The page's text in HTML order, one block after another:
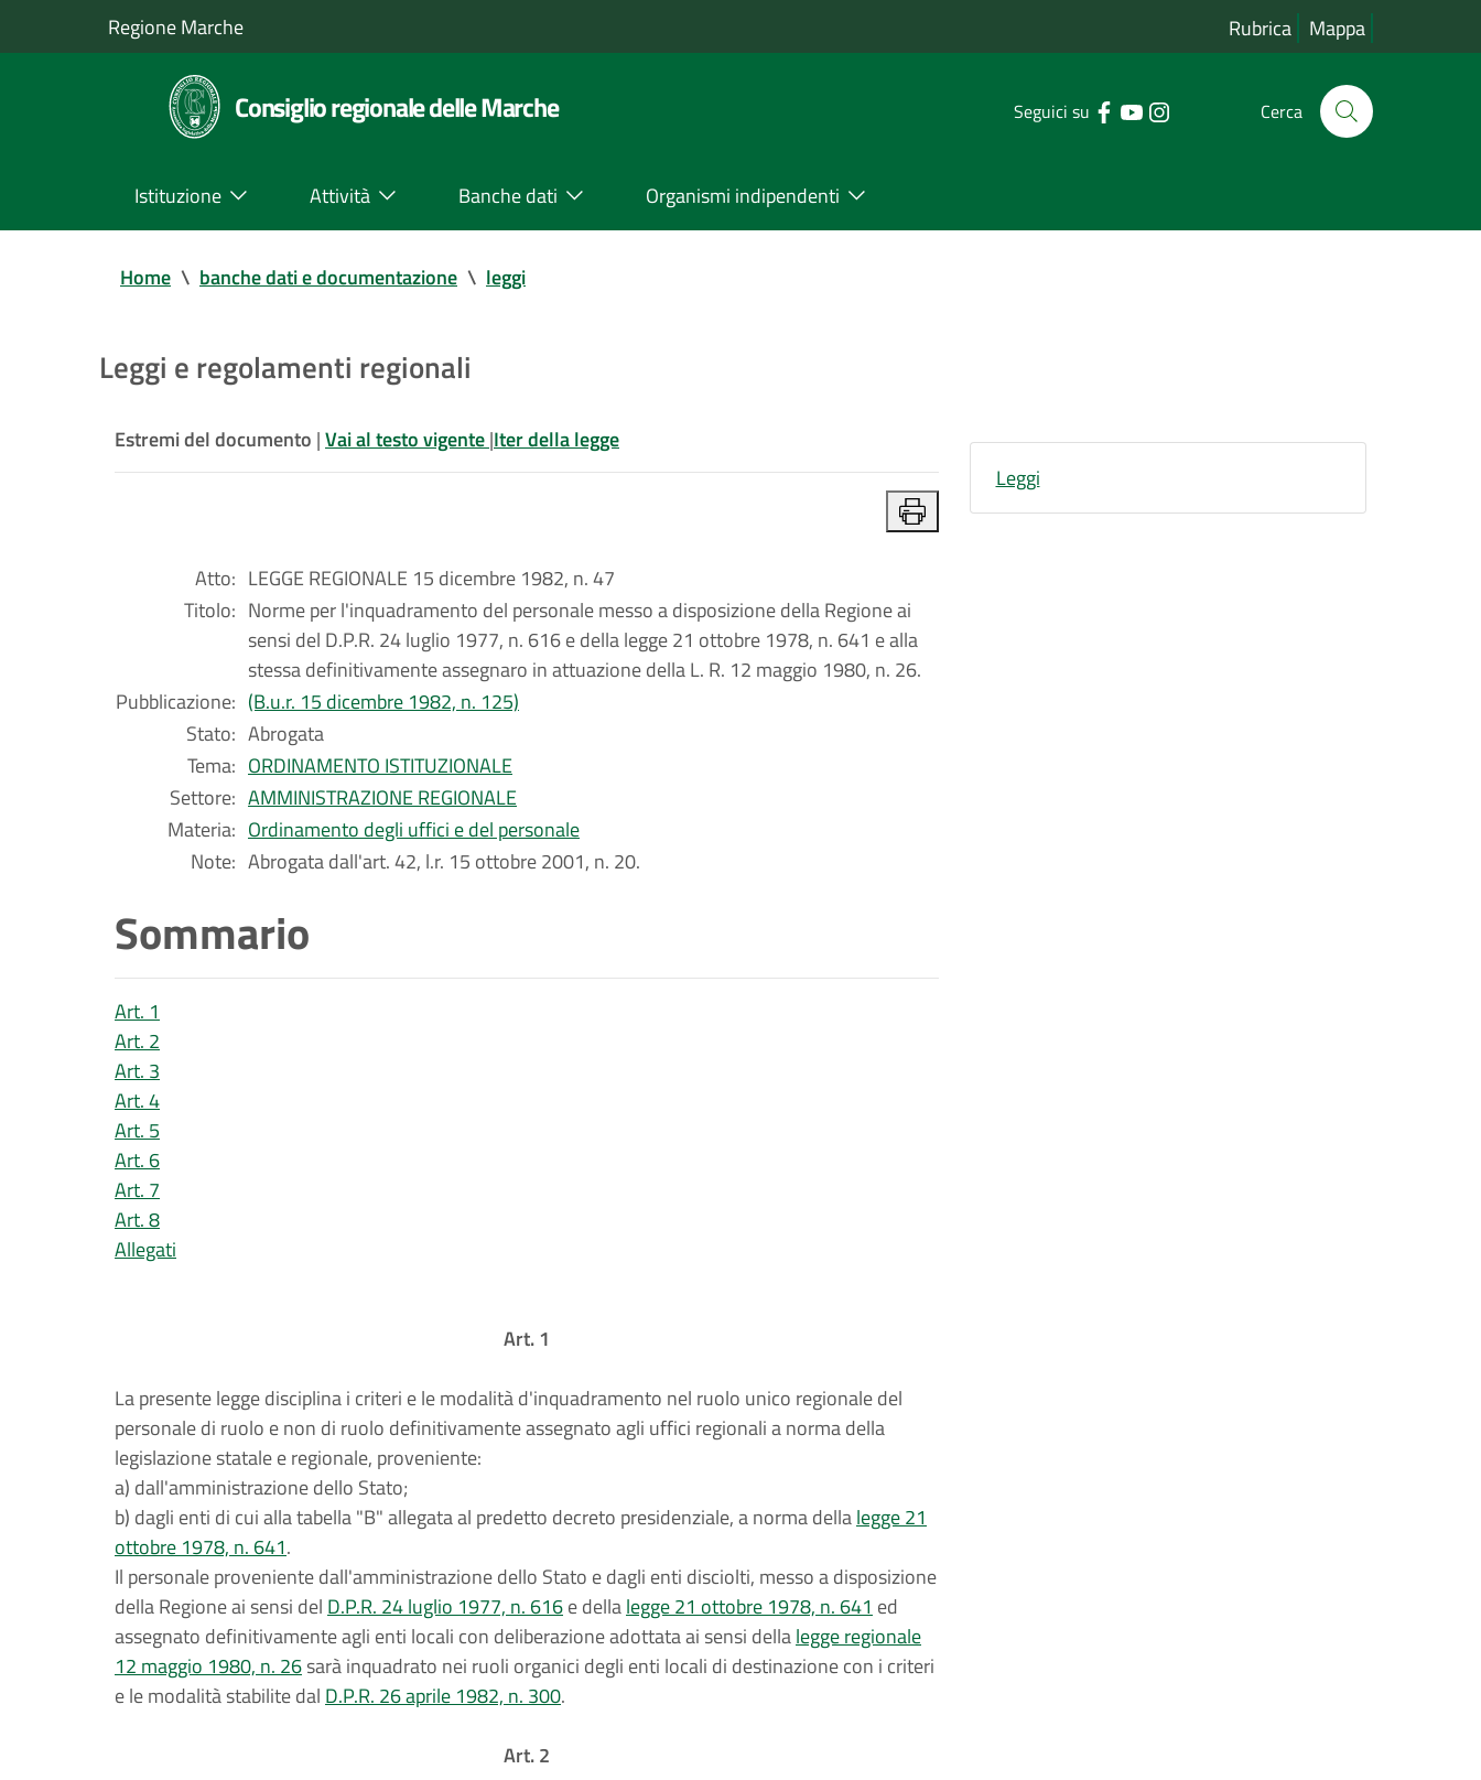
Regione Marche Rubrica Mappa
Consiglio regionale delle Marche Seguici su Cerca
Istituzione Attività Banche dati Organismi indipendenti
Home \ banche dati e documentazione \ leggi
Leggi e regolamenti regionali
Estremi del documento |Vai al testo vigente|Iter della legge
Atto: LEGGE REGIONALE 15 dicembre 1982, n. 47
Titolo: Norme per l'inquadramento del personale messo a disposizione della Regione ai
sensi del D.P.R. 24 luglio 1977, n. 616 e della legge 21 ottobre 1978, n. 641 e alla
stessa definitivamente assegnaro in attuazione della L. R. 12 maggio 1980, n. 26.
Pubblicazione: (B.u.r. 15 dicembre 1982, n. 125)
Stato: Abrogata
Tema: ORDINAMENTO ISTITUZIONALE
Settore: AMMINISTRAZIONE REGIONALE
Materia: Ordinamento degli uffici e del personale
Note: Abrogata dall'art. 42, l.r. 15 ottobre 2001, n. 20.
Sommario
Art. 1
Art. 2
Art. 3
Art. 4
Art. 5
Art. 6
Art. 7
Art. 8
Allegati
Art. 1
La presente legge disciplina i criteri e le modalità d'inquadramento nel ruolo unico regionale del
personale di ruolo e non di ruolo definitivamente assegnato agli uffici regionali a norma della
legislazione statale e regionale, proveniente:
a) dall'amministrazione dello Stato;
b) dagli enti di cui alla tabella "B" allegata al predetto decreto presidenziale, a norma dellalegge 21
ottobre 1978, n. 641.
Il personale proveniente dall'amministrazione dello Stato e dagli enti disciolti, messo a disposizione
della Regione ai sensi del D.P.R. 24 luglio 1977, n. 616e dellalegge 21 ottobre 1978, n. 641 ed
assegnato definitivamente agli enti locali con deliberazione adottata ai sensi dellalegge regionale
12 maggio 1980, n. 26sarà inquadrato nei ruoli organici degli enti locali di destinazione con i criteri
e le modalità stabilite dal D.P.R. 26 aprile 1982, n. 300.
Art. 2
Leggi